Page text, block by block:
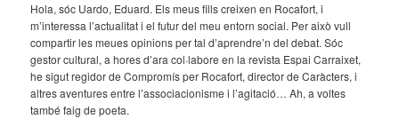
Hola, sóc Uardo, Eduard. Els meus fills creixen en Rocafort, i
m’interessa l’actualitat i el futur del meu entorn social. Per això vull
compartir les meues opinions per tal d’aprendre’n del debat. Sóc
gestor cultural, a hores d’ara col·labore en la revista Espai Carraixet,
he sigut regidor de Compromís per Rocafort, director de Caràcters, i
altres aventures entre l’associacionisme i l’agitació… Ah, a voltes
també faig de poeta.